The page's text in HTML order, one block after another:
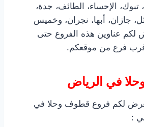
تبوك، الإحساء، الطائف، جدة،
جازان، أبها، نجران، وخميس
عناوين هذه الفروع حتى
فرع من موقعكم.
في الرياض
نعرض لكم فروع قطوف وحلا في
: